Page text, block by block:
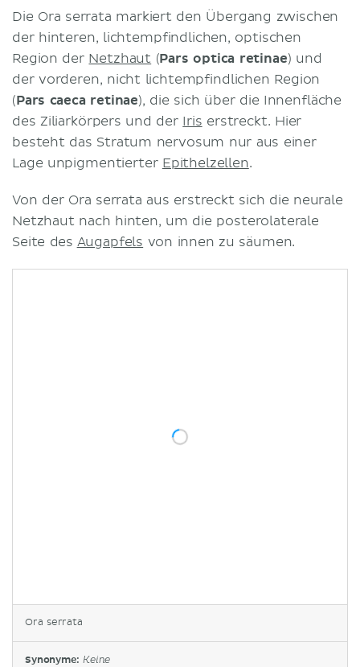
Ora serrata
Synonyme: Keine
Die Ora serrata markiert den Übergang zwischen
der hinteren, lichtempfindlichen, optischen
Region der Netzhaut (Pars optica retinae) und
der vorderen, nicht lichtempfindlichen Region
(Pars caeca retinae), die sich über die Innenfläche
des Ziliarkörpers und der Iris erstreckt. Hier
besteht das Stratum nervosum nur aus einer
Lage unpigmentierter Epithelzellen.
Von der Ora serrata aus erstreckt sich die neurale
Netzhaut nach hinten, um die posterolaterale
Seite des Augapfels von innen zu säumen.